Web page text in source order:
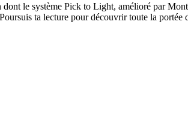
le système Pick to Light, amélioré par
ta lecture pour découvrir toute la portée